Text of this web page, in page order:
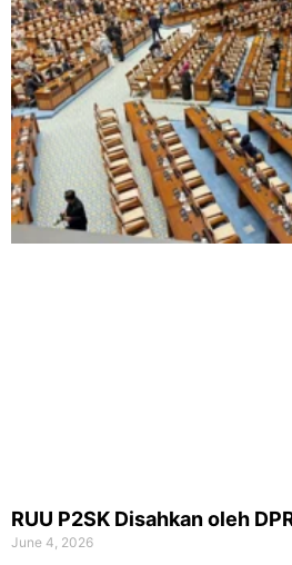
RUU P2SK Disahkan oleh
June 4, 2026